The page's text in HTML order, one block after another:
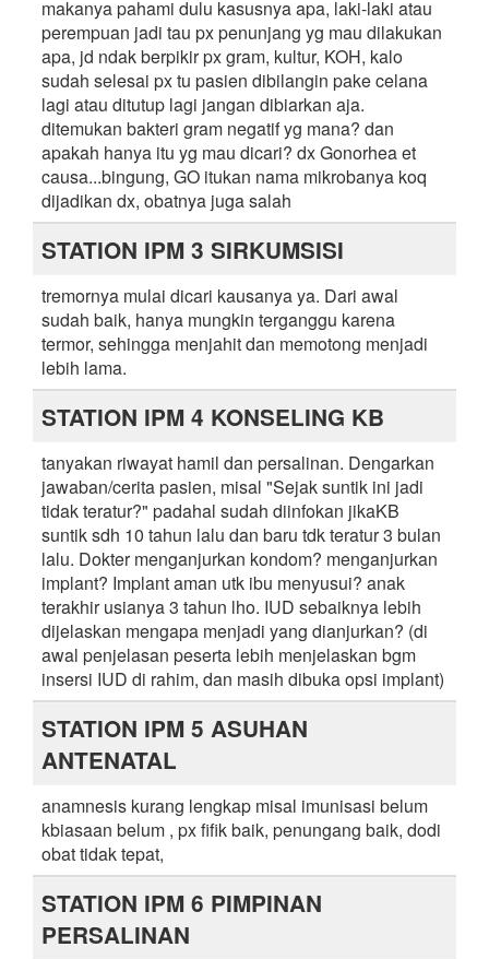
makanya pahami dulu kasusnya apa, laki-laki atau
perempuan jadi tau px penunjang yg mau dilakukan
apa, jd ndak berpikir px gram, kultur, KOH, kalo
sudah selesai px tu pasien dibilangin pake celana
lagi atau ditutup lagi jangan dibiarkan aja.
ditemukan bakteri gram negatif yg mana? dan
apakah hanya itu yg mau dicari? dx Gonorhea et
causa...bingung, GO itukan nama mikrobanya koq
dijadikan dx, obatnya juga salah
STATION IPM 3 SIRKUMSISI
tremornya mulai dicari kausanya ya. Dari awal
sudah baik, hanya mungkin terganggu karena
termor, sehingga menjahit dan memotong menjadi
lebih lama.
STATION IPM 4 KONSELING KB
tanyakan riwayat hamil dan persalinan. Dengarkan
jawaban/cerita pasien, misal "Sejak suntik ini jadi
tidak teratur?" padahal sudah diinfokan jikaKB
suntik sdh 10 tahun lalu dan baru tdk teratur 3 bulan
lalu. Dokter menganjurkan kondom? menganjurkan
implant? Implant aman utk ibu menyusui? anak
terakhir usianya 3 tahun lho. IUD sebaiknya lebih
dijelaskan mengapa menjadi yang dianjurkan? (di
awal penjelasan peserta lebih menjelaskan bgm
insersi IUD di rahim, dan masih dibuka opsi implant)
STATION IPM 5 ASUHAN
ANTENATAL
anamnesis kurang lengkap misal imunisasi belum
kbiasaan belum , px fifik baik, penungang baik, dodi
obat tidak tepat,
STATION IPM 6 PIMPINAN
PERSALINAN